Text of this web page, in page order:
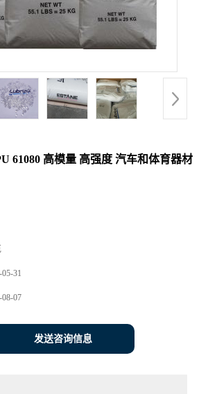
61080 高模量 高强度 汽车和体育器材
05-31
08-07
发送咨询信息